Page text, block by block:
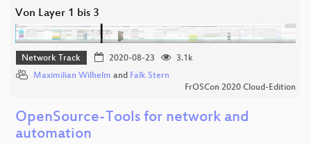
Von Layer 1 bis 3
Network Track 2020-08-23
3.1k
Maximilian Wilhelm and Falk Stern
FrOSCon 2020 Cloud-Edition
OpenSource-Tools for network and
automation